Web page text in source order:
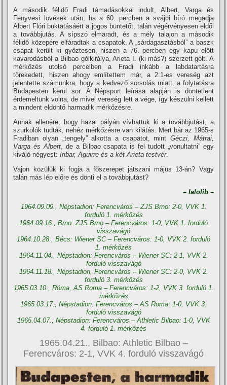
A második félidő Fradi támadásokkal indult, Albert, Varga és
Fenyvesi lövések után, ha a 60. percben a svájci bí­ró megadja
Albert Flóri buktatásáért a jogos büntetőt, talán végérvényesen eldől
a továbbjutás. A sí­pszó elmaradt, és a mély talajon a második
félidő közepére elfáradtak a csapatok. A „sárdagasztásból” a baszk
csapat került ki győztesen, hiszen a 76. percben egy kapu előtt
kavarodásból a Bilbao gólkirálya, Arieta I. (ki más?) szerzett gólt. A
mérkőzés utolsó perceiben a Fradi inkább a labdatartásra
törekedett, hiszen ahogy emlí­tettem már, a 2:1-es vereség azt
jelentette számunkra, hogy a kedvező sorsolás miatt, a folytatásra
Budapesten kerül sor. A Népsport leí­rása alapján is döntetlent
érdemeltünk volna, de mivel vereség lett a vége, í­gy készülni kellett
a mindent eldöntő harmadik mérkőzésre.
Annak ellenére, hogy hazai pályán ví­vhattuk ki a továbbjutást, a
szurkolók tudták, nehéz mérkőzésre van kilátás. Mert bár az 1965-s
Fradiban olyan „tengely” alkotta a csapatot, mint Géczi, Mátrai,
Varga és Albert, de a Bilbao csapata is fel tudott „vonultatni” egy
kiváló négyest:Iribar, Aguirre és a két Arieta testvér.
Vajon közülük ki fogja a főszerepet játszani május 13-án? Vagy
talán más lép előre és dönti el a továbbjutást?
– lalolib –
1964.09.09., Népstadion: Ferencváros – ZJS Brno: 2-0, VVK 1.
forduló 1. mérkőzés
1964.09.16., Brno: ZJS Brno – Ferencváros: 1-0, VVK 1. forduló
visszavágó
1964.10.28., Bécs: Wiener SC – Ferencváros: 1-0, VVK 2. forduló
1. mérkőzés
1964.11.04., Népstadion: Ferencváros – Wiener SC: 2-1, VVK 2.
forduló visszavágó
1964.11.18., Népstadion, Ferencváros – Wiener SC: 2-0, VVK 2.
forduló 3. mérkőzés
1965.03.10., Róma, AS Roma – Ferencváros: 1-2, VVK 3. forduló 1.
mérkőzés
1965.03.17., Népstadion: Ferencváros – AS Roma: 1-0, VVK 3.
forduló visszavágó
1965.04.07., Népstadion: Ferencváros – Athletic Bilbao: 1-0, VVK
4. forduló 1. mérkőzés
1965.04.21., Bilbao: Athletic Bilbao –
Ferencváros: 2-1, VVK 4. forduló visszavágó